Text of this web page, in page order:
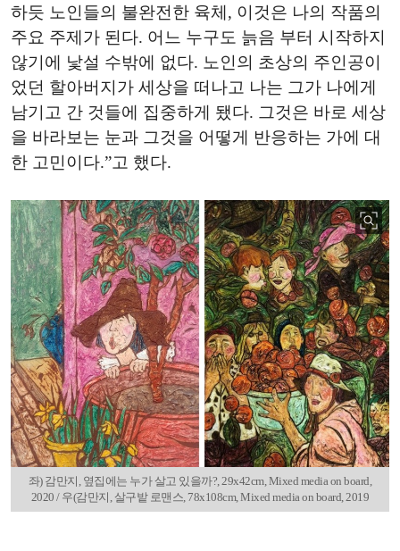
하듯 노인들의 불완전한 육체, 이것은 나의 작품의
주요 주제가 된다. 어느 누구도 늙음 부터 시작하지
않기에 낯설 수밖에 없다. 노인의 초상의 주인공이
었던 할아버지가 세상을 떠나고 나는 그가 나에게
남기고 간 것들에 집중하게 됐다. 그것은 바로 세상
을 바라보는 눈과 그것을 어떻게 반응하는 가에 대
한 고민이다.”고 했다.
좌) 감만지, 옆집에는 누가 살고 있을까?, 29x42cm, Mixed media on board,
2020 / 우(감만지, 살구밭 로맨스, 78x108cm, Mixed media on board, 2019